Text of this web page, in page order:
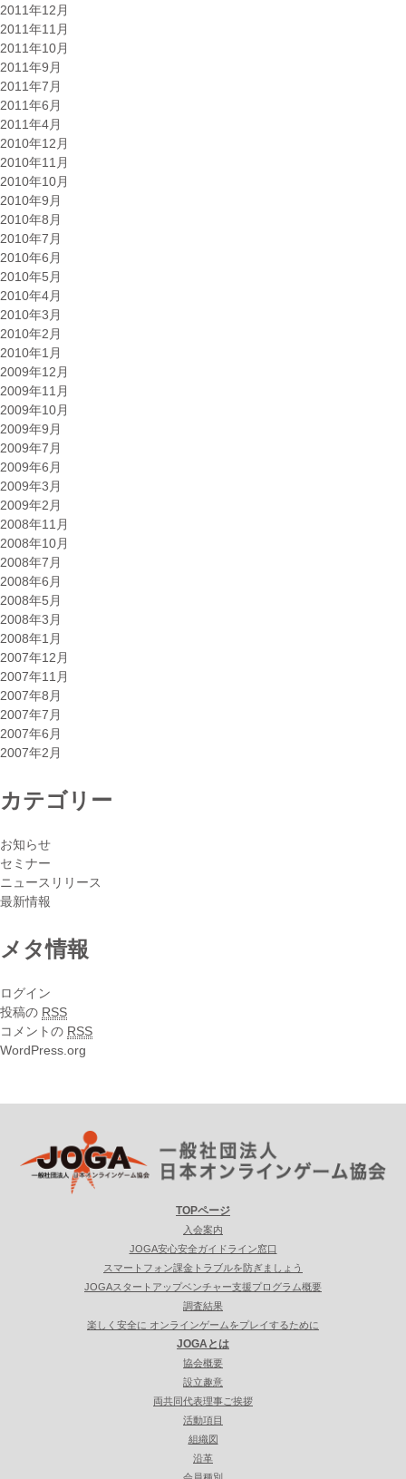
2011年12月
2011年11月
2011年10月
2011年9月
2011年7月
2011年6月
2011年4月
2010年12月
2010年11月
2010年10月
2010年9月
2010年8月
2010年7月
2010年6月
2010年5月
2010年4月
2010年3月
2010年2月
2010年1月
2009年12月
2009年11月
2009年10月
2009年9月
2009年7月
2009年6月
2009年3月
2009年2月
2008年11月
2008年10月
2008年7月
2008年6月
2008年5月
2008年3月
2008年1月
2007年12月
2007年11月
2007年8月
2007年7月
2007年6月
2007年2月
カテゴリー
お知らせ
セミナー
ニュースリリース
最新情報
メタ情報
ログイン
投稿の RSS
コメントの RSS
WordPress.org
TOPページ
入会案内
JOGA安心安全ガイドライン窓口
スマートフォン課金トラブルを防ぎましょう
JOGAスタートアップベンチャー支援プログラム概要
調査結果
楽しく安全に オンラインゲームをプレイするために
JOGAとは
協会概要
設立趣意
両共同代表理事ご挨拶
活動項目
組織図
沿革
会員種別